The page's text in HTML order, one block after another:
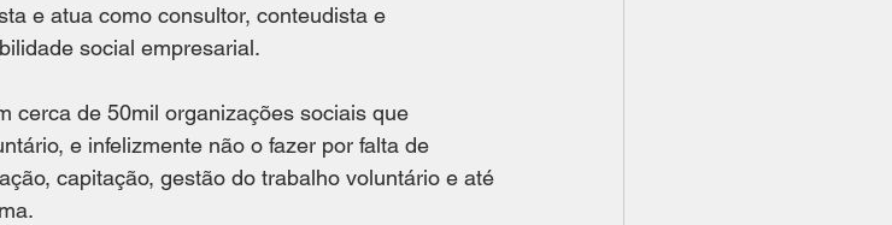
e atua como consultor, conteudista e
social empresarial.
cerca de 50mil organizações sociais que
e infelizmente não o fazer por falta de
capitação, gestão do trabalho voluntário e até